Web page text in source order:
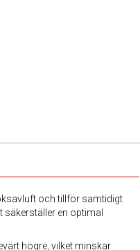
och tillför samtidigt
säkerställer en optimal
högre, vilket minskar